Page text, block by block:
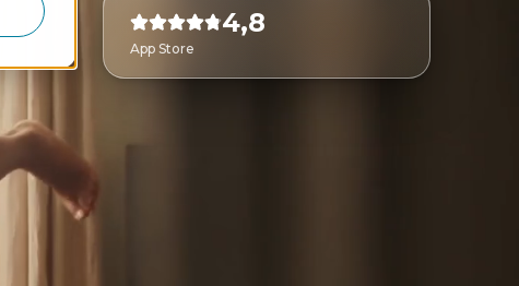
4,8
App Store